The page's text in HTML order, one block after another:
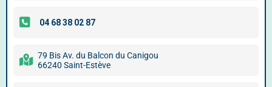
79 Bis Av. du Balcon du Canigou
66240 Saint-Estève